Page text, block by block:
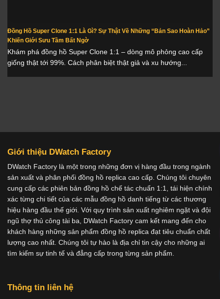
Đồng Hồ Super Clone 1:1 Là Gì? Sự Thật Về Những “Bản Sao Hoàn Hảo”
Khiến Giới Sưu Tầm Bất Ngờ
Khám phá đồng hồ Super Clone 1:1 – dòng mô phỏng cao cấp
giống thật tới 99%. Cách phân biệt thật giả và xu hướng...
Giới thiệu DWatch Factory
DWatch Factory là một trong những đơn vị hàng đầu trong ngành
sản xuất và phân phối đồng hồ replica cao cấp. Chúng tôi chuyên
cung cấp các phiên bản đồng hồ chế tác chuẩn 1:1, tái hiện chính
xác từng chi tiết của các mẫu đồng hồ danh tiếng từ các thương
hiệu hàng đầu thế giới. Với quy trình sản xuất nghiêm ngặt và đội
ngũ thợ thủ công tài ba, DWatch Factory cam kết mang đến cho
khách hàng những sản phẩm đồng hồ replica đạt tiêu chuẩn chất
lượng cao nhất. Chúng tôi tự hào là địa chỉ tin cậy cho những ai
tìm kiếm sự tinh tế và đẳng cấp trong từng sản phẩm.
Thông tin liên hệ